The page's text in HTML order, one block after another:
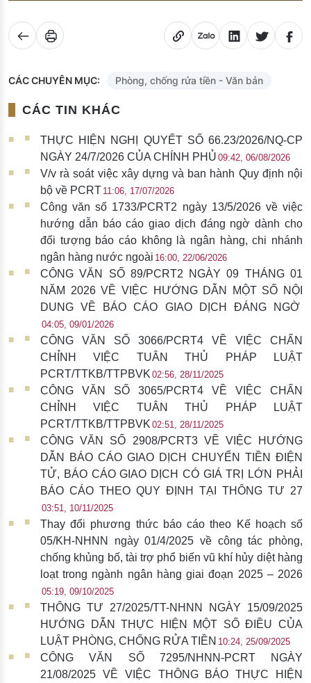
CÁC CHUYÊN MỤC: Phòng, chống rửa tiền - Văn bản
CÁC TIN KHÁC
THỰC HIỆN NGHỊ QUYẾT SỐ 66.23/2026/NQ-CP
NGÀY 24/7/2026 CỦA CHÍNH PHỦ 09:42, 06/08/2026
V/v rà soát việc xây dựng và ban hành Quy định nội
bộ về PCRT 11:06, 17/07/2026
Công văn số 1733/PCRT2 ngày 13/5/2026 về việc
hướng dẫn báo cáo giao dịch đáng ngờ dành cho
đối tượng báo cáo không là ngân hàng, chi nhánh
ngân hàng nước ngoài 16:00, 22/06/2026
CÔNG VĂN SỐ 89/PCRT2 NGÀY 09 THÁNG 01
NĂM 2026 VỀ VIỆC HƯỚNG DẪN MỘT SỐ NỘI
DUNG VỀ BÁO CÁO GIAO DỊCH ĐÁNG NGỜ
04:05, 09/01/2026
CÔNG VĂN SỐ 3066/PCRT4 VỀ VIỆC CHẤN
CHỈNH VIỆC TUÂN THỦ PHÁP LUẬT
PCRT/TTKB/TTPBVK 02:56, 28/11/2025
CÔNG VĂN SỐ 3065/PCRT4 VỀ VIỆC CHẤN
CHỈNH VIỆC TUÂN THỦ PHÁP LUẬT
PCRT/TTKB/TTPBVK 02:51, 28/11/2025
CÔNG VĂN SỐ 2908/PCRT3 VỀ VIỆC HƯỚNG
DẪN BÁO CÁO GIAO DỊCH CHUYỂN TIỀN ĐIỆN
TỬ, BÁO CÁO GIAO DỊCH CÓ GIÁ TRỊ LỚN PHẢI
BÁO CÁO THEO QUY ĐỊNH TẠI THÔNG TƯ 27
03:51, 10/11/2025
Thay đổi phương thức báo cáo theo Kế hoạch số
05/KH-NHNN ngày 01/4/2025 về công tác phòng,
chống khủng bố, tài trợ phổ biến vũ khí hủy diệt hàng
loạt trong ngành ngân hàng giai đoạn 2025 – 2026
05:19, 09/10/2025
THÔNG TƯ 27/2025/TT-NHNN NGÀY 15/09/2025
HƯỚNG DẪN THỰC HIỆN MỘT SỐ ĐIỀU CỦA
LUẬT PHÒNG, CHỐNG RỬA TIỀN 10:24, 25/09/2025
CÔNG VĂN SỐ 7295/NHNN-PCRT NGÀY
21/08/2025 VỀ VIỆC THÔNG BÁO THỰC HIỆN